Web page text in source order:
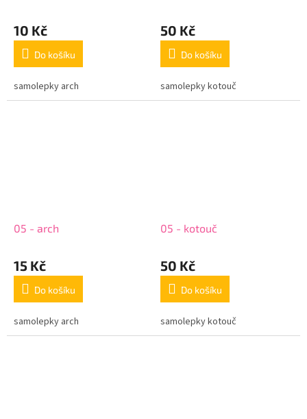
10 Kč
Do košíku
samolepky arch
50 Kč
Do košíku
samolepky kotouč
05 - arch
15 Kč
Do košíku
samolepky arch
05 - kotouč
50 Kč
Do košíku
samolepky kotouč